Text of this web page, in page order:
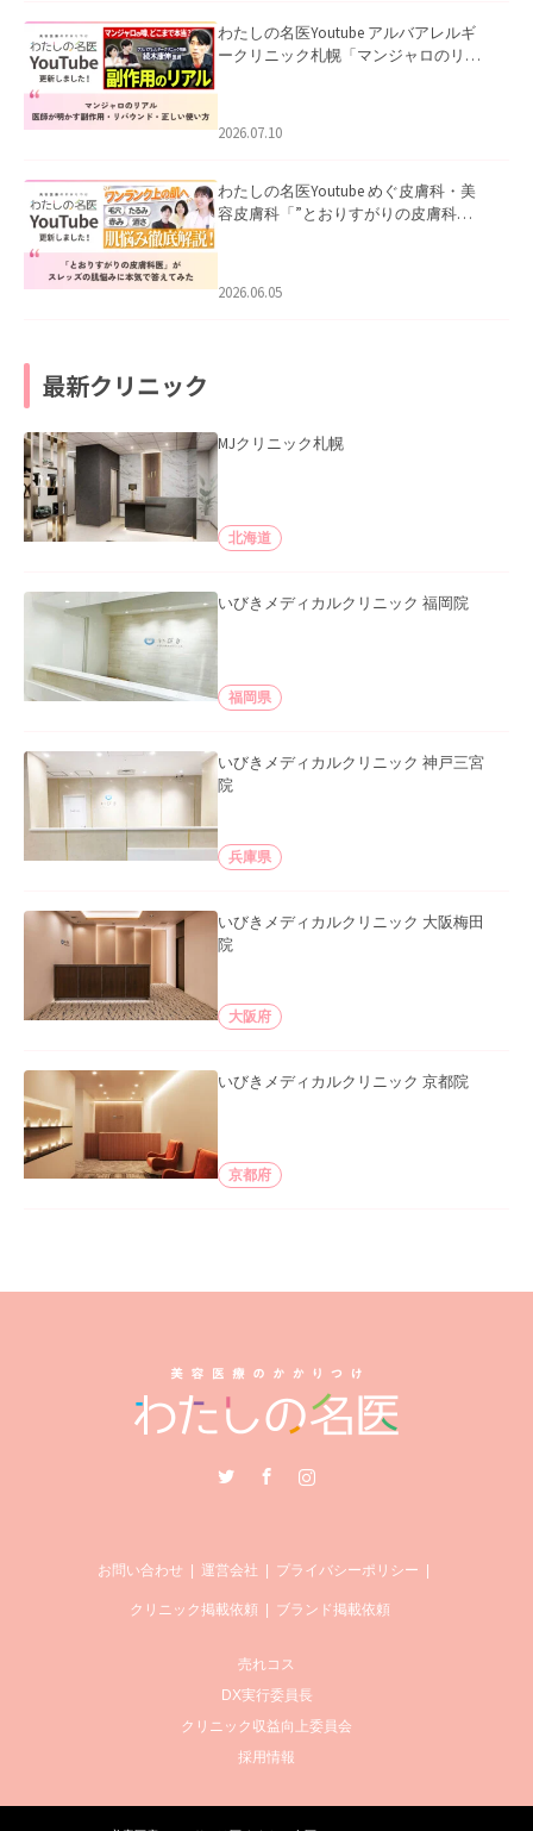
わたしの名医Youtube アルバアレルギ
ークリニック札幌「マンジャロのリア
た。
2026.07.10
わたしの名医Youtube めぐ皮膚科・美
容皮膚科「”とおりすがりの皮膚科
2026.06.05
最新クリニック
MJクリニック札幌
北海道
いびきメディカルクリニック 福岡院
福岡県
いびきメディカルクリニック 神戸三宮
院
兵庫県
いびきメディカルクリニック 大阪梅田
院
大阪府
いびきメディカルクリニック 京都院
京都府
Instagram
お問い合わせ 運営会社 プライバシーポリシー
クリニック掲載依頼 ブランド掲載依頼
売れコス
DX実行委員長
クリニック収益向上委員会
採用情報